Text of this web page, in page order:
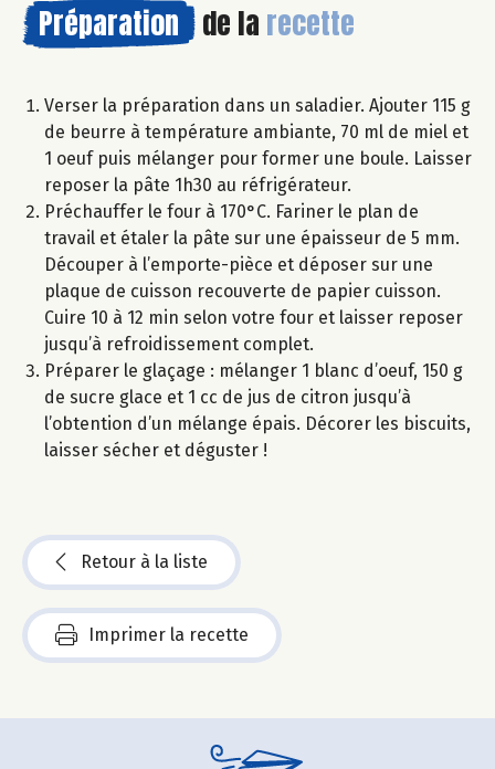
Préparation de la recette
Verser la préparation dans un saladier. Ajouter 115 g
de beurre à température ambiante, 70 ml de miel et
1 oeuf puis mélanger pour former une boule. Laisser
reposer la pâte 1h30 au réfrigérateur.
Préchauffer le four à 170°C. Fariner le plan de
travail et étaler la pâte sur une épaisseur de 5 mm.
Découper à l’emporte-pièce et déposer sur une
plaque de cuisson recouverte de papier cuisson.
Cuire 10 à 12 min selon votre four et laisser reposer
jusqu’à refroidissement complet.
Préparer le glaçage : mélanger 1 blanc d’oeuf, 150 g
de sucre glace et 1 cc de jus de citron jusqu’à
l’obtention d’un mélange épais. Décorer les biscuits,
laisser sécher et déguster !
Retour à la liste
Imprimer la recette